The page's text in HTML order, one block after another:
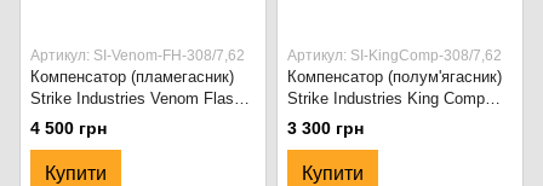
Артикул: SI-Venom-FH-308/7,62
Компенсатор (пламегасник)
Strike Industries Venom Flash
Hider для калібру .308/7,62mm
SI-Venom-FH-308/7,62 Чорний
4 500 грн
Купити
Артикул: SI-KingComp-308/7,62
Компенсатор (полум'ягасник)
Strike Industries King Comp
для калібру .308/7.62 SI-
KingComp-308/7,62 Чорний
3 300 грн
Купити